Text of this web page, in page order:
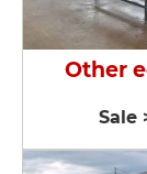
Other
Sale